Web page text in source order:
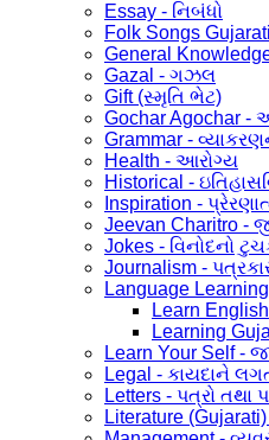
Essay - નિબંધો
Folk Songs
General
Gazal - ગઝલ
Gift (સ્મૃતિ ભેટ)
Gochar Agochar -
Grammar -
Health - આરોગ્ય
Historical -
Inspiration -
Jeevan Charitro -
Jokes - વિનોદનો
Journalism -
Language Learning
Learn English
Learning
Learn Your Self -
Legal - કાયદાને
Letters - પત્રો તથા
Literature